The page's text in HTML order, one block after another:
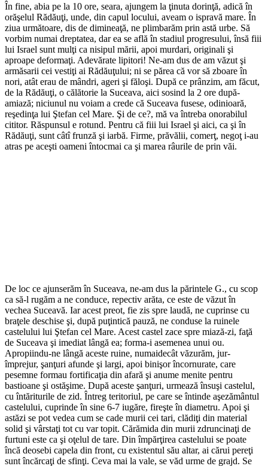
În fine, abia pe la 10 ore, seara, ajungem la ţinuta dorinţă, adică în
orăşelul Rădăuţi, unde, din capul locului, aveam o ispravă mare. În
ziua următoare, dis de dimineaţă, ne plimbarăm prin astă urbe. Să
vorbim numai dreptatea, dar ea se află în stadiul progresului, însă fiii
lui Israel sunt mulţi ca nisipul mării, apoi murdari, originali şi
aproape deformaţi. Adevărate lipitori! Ne-am dus de am văzut şi
armăsarii cei vestiţi ai Rădăuţului; ni se părea că vor să zboare în
nori, atât erau de mândri, ageri şi făloşi. După ce prânzim, am făcut,
de la Rădăuţi, o călătorie la Suceava, aici sosind la 2 ore după-
amiază; niciunul nu voiam a crede că Suceava fusese, odinioară,
reşedinţa lui Ştefan cel Mare. Şi de ce?, mă va întreba onorabilul
cititor. Răspunsul e rotund. Pentru că fiii lui Israel şi aici, ca şi în
Rădăuţi, sunt câtî frunză şi iarbă. Firme, prăvălii, comerţ, negoţ i-au
atras pe aceşti oameni întocmai ca şi marea râurile de prin văi.
De loc ce ajunserăm în Suceava, ne-am dus la părintele G., cu scop
ca să-l rugăm a ne conduce, repectiv arăta, ce este de văzut în
vechea Suceavă. Iar acest preot, fie zis spre laudă, ne cuprinse cu
braţele deschise şi, după puţintică pauză, ne conduse la ruinele
castelului lui Ştefan cel Mare. Acest castel zace spre miază-zi, faţă
de Suceava şi imediat lângă ea; forma-i asemenea unui ou.
Apropiindu-ne lângă aceste ruine, numaidecât văzurăm, jur-
împrejur, şanţuri afunde şi largi, apoi binişor încornurate, care
pesemne formau fortificaţia din afară şi anume menite pentru
bastioane şi ostăşime. După aceste şanţuri, urmează însuşi castelul,
cu întăriturile de zid. Întreg teritoriul, pe care se întinde aşezământul
castelului, cuprinde în sine 6-7 iugăre, fireşte în diametru. Apoi şi
astăzi se pot vedea cum se cade murii cei tari, clădiţi din material
solid şi vârstaţi tot cu var topit. Cărămida din murii zdruncinaţi de
furtuni este ca şi oţelul de tare. Din împărţirea castelului se poate
încă deosebi capela din front, cu existentul său altar, ai cărui pereţi
sunt încărcaţi de sfinţi. Ceva mai la vale, se văd urme de grajd. Se